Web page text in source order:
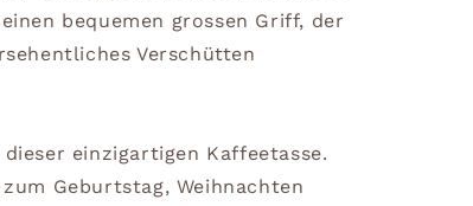
bequemen grossen Griff, der
Verschütten
einzigartigen Kaffeetasse.
Geburtstag, Weihnachten